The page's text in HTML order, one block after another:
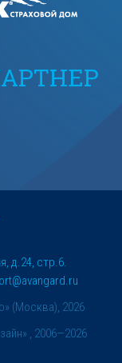
(Москва), 2026
д.24, стр.6.
, 2006—2026